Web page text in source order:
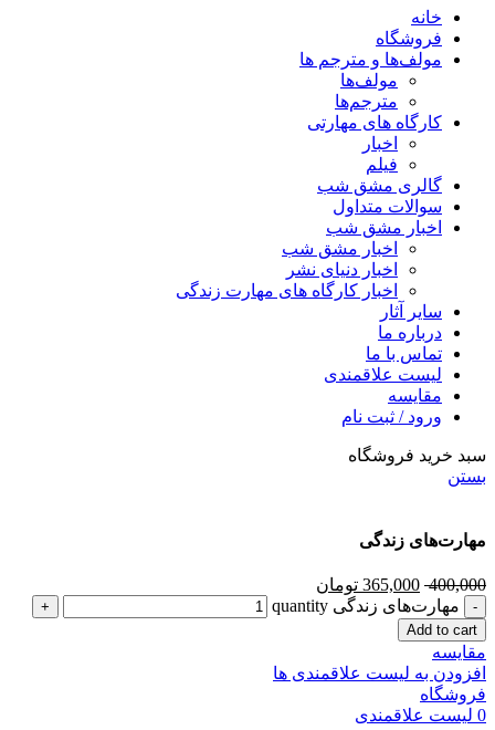
خانه
فروشگاه
مولف‌ها و مترجم ها
مولف‌ها
مترجم‌ها
کارگاه های مهارتی
اخبار
فیلم
گالری مشق شب
سوالات متداول
اخبار مشق شب
اخبار مشق شب
اخبار دنیای نشر
اخبار کارگاه های مهارت زندگی
سایر آثار
درباره ما
تماس با ما
لیست علاقمندی
مقایسه
ورود / ثبت نام
سبد خرید فروشگاه
بستن
مهارت‌های زندگی
400,000
365,000 تومان
مهارت‌های زندگی quantity
Add to cart
مقایسه
افزودن به لیست علاقمندی ها
فروشگاه
0 لیست علاقمندی